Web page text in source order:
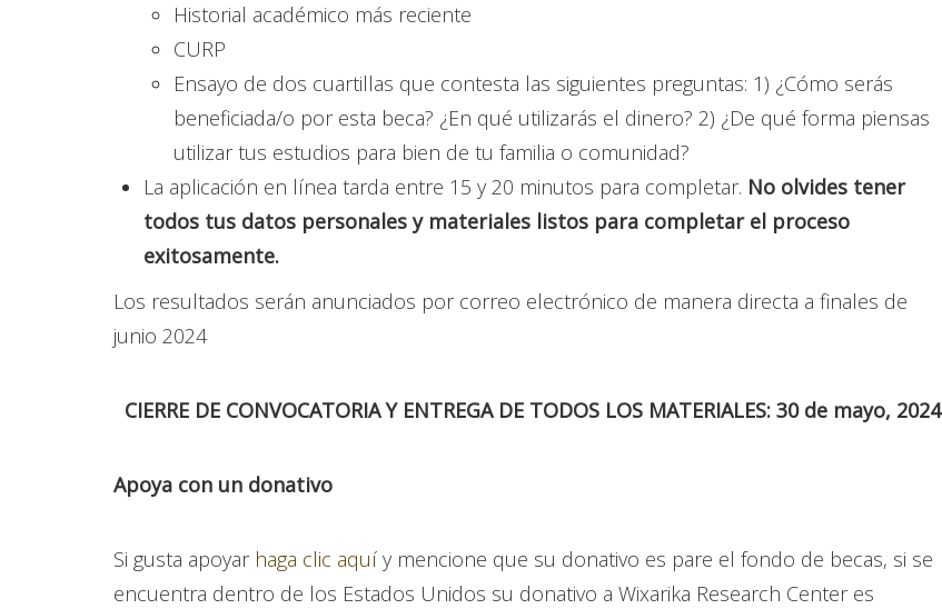
Historial académico más reciente
CURP
Ensayo de dos cuartillas que contesta las siguientes preguntas: 1) ¿Cómo serás
beneficiada/o por esta beca? ¿En qué utilizarás el dinero? 2) ¿De qué forma piensas
utilizar tus estudios para bien de tu familia o comunidad?
La aplicación en línea tarda entre 15 y 20 minutos para completar. No olvides tener
todos tus datos personales y materiales listos para completar el proceso
exitosamente.
Los resultados serán anunciados por correo electrónico de manera directa a finales de
junio 2024
CIERRE DE CONVOCATORIA Y ENTREGA DE TODOS LOS MATERIALES: 30 de mayo, 2024
Apoya con un donativo
Si gusta apoyar haga clic aquí y mencione que su donativo es pare el fondo de becas, si se
encuentra dentro de los Estados Unidos su donativo a Wixarika Research Center es